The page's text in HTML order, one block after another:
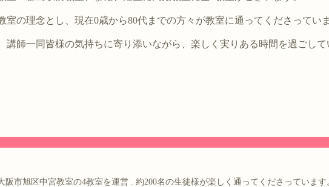
の理念とし、現在0歳から80代までの方々が教室に通ってくださっていま
師一同皆様の気持ちに寄り添いながら、楽しく実りある時間を過ごし
阪市旭区中宮教室の4教室を運営 約200名の生徒様が楽しく通ってくださっています